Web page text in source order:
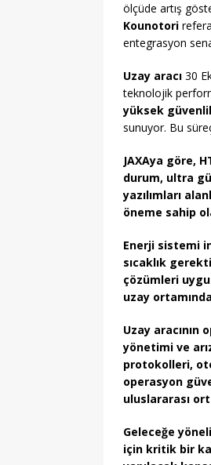
ölçüde artış
Kounotori
entegrasyon
Uzay aracı 30
teknolojik
yüksek
sunuyor. Bu
JAXAya göre,
durum, ultra
yazılımları
öneme sahip
Enerji sistemi
sıcaklık
çözümleri
uzay
Uzay aracının
yönetimi ve
protokolleri,
operasyon
uluslararası
Geleceğe
için kritik bir